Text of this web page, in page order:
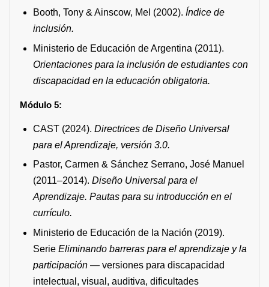
Booth, Tony & Ainscow, Mel (2002).Índice de
inclusión.
Ministerio de Educación de Argentina (2011).
Orientaciones para la inclusión de estudiantes con
discapacidad en la educación obligatoria.
Módulo 5:
CAST (2024).Directrices de Diseño Universal
para el Aprendizaje, versión 3.0.
Pastor, Carmen & Sánchez Serrano, José Manuel
(2011–2014).Diseño Universal para el
Aprendizaje.Pautas para su introducción en el
currículo.
Ministerio de Educación de la Nación (2019).
SerieEliminando barreras para el aprendizaje y la
participación — versiones para discapacidad
intelectual, visual, auditiva, dificultades